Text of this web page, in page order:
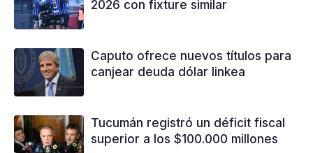
2026 con fixture similar
Caputo ofrece nuevos títulos para
canjear deuda dólar linkea
Tucumán registró un déficit fiscal
superior a los $100.000 millones